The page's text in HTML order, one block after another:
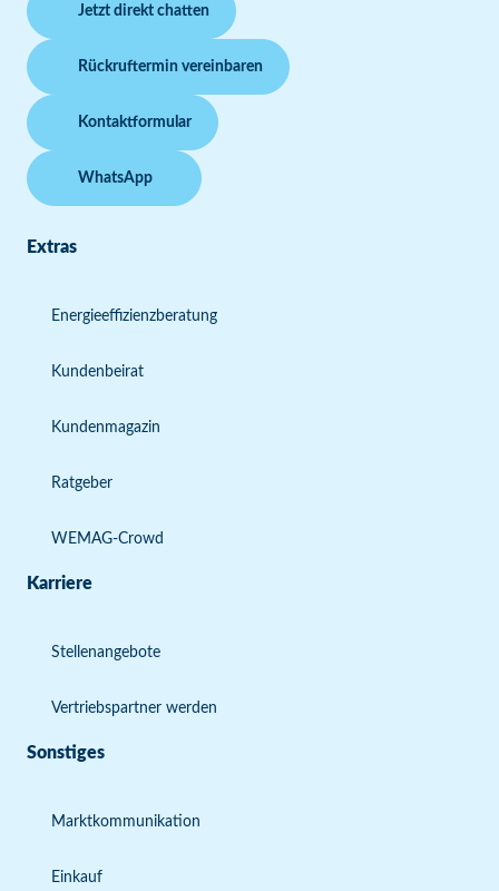
Jetzt direkt chatten
Rückruftermin vereinbaren
Kontaktformular
WhatsApp
Extras
Energieeffizienzberatung
Kundenbeirat
Kundenmagazin
Ratgeber
WEMAG-Crowd
Karriere
Stellenangebote
Vertriebspartner werden
Sonstiges
Marktkommunikation
Einkauf